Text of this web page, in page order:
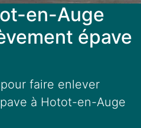
en-Auge
épave
faire enlever
à Hotot-en-Auge